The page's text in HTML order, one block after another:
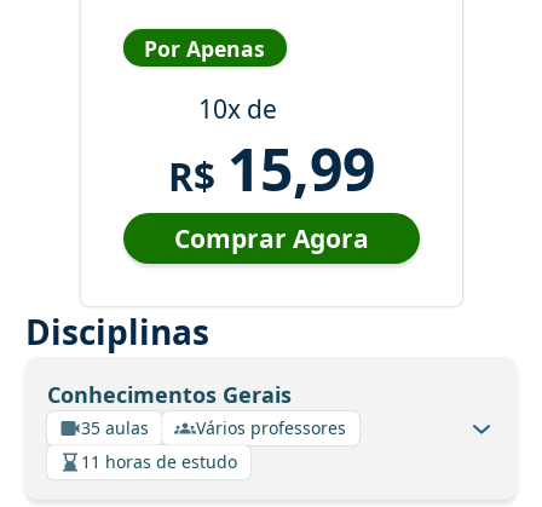
Por Apenas
10x de
R$ 15,99
Comprar Agora
Disciplinas
Conhecimentos Gerais
35 aulas
Vários professores
11 horas de estudo